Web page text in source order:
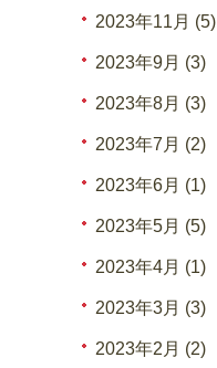
2023年11月 (5)
2023年9月 (3)
2023年8月 (3)
2023年7月 (2)
2023年6月 (1)
2023年5月 (5)
2023年4月 (1)
2023年3月 (3)
2023年2月 (2)